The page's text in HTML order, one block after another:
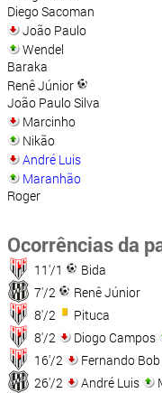
Diego Sacoman
João Paulo
Wendel
Baraka
Renê Júnior
João Paulo Silva
Marcinho
Nikão
André Luis
Maranhão
Roger
Ocorrências da
11'/1
Bida
7'/2
Renê Júnior
8'/2
Pituca
8'/2
Diogo Campos
16'/2
Fernando Bob
26'/2
André Luis